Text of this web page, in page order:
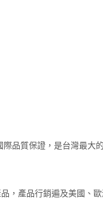
品質保證，是台灣最大
，產品行銷遍及美國、